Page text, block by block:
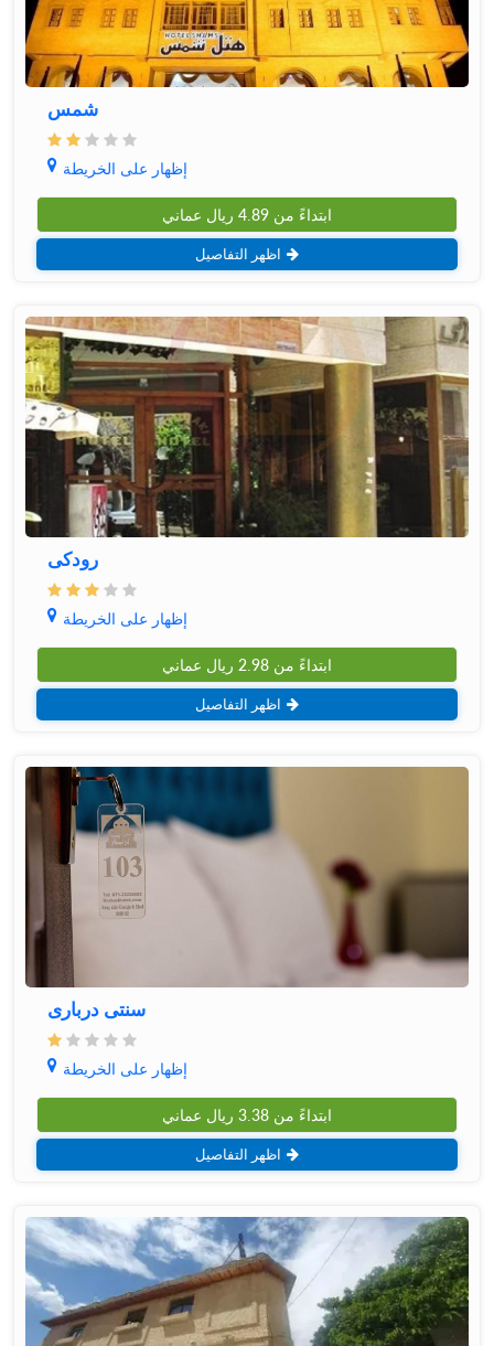
شمس
إظهار على الخريطة
ابتداءً من 4.89 ريال عماني
اظهر التفاصيل
رودکی
إظهار على الخريطة
ابتداءً من 2.98 ريال عماني
اظهر التفاصيل
سنتی درباری
إظهار على الخريطة
ابتداءً من 3.38 ريال عماني
اظهر التفاصيل